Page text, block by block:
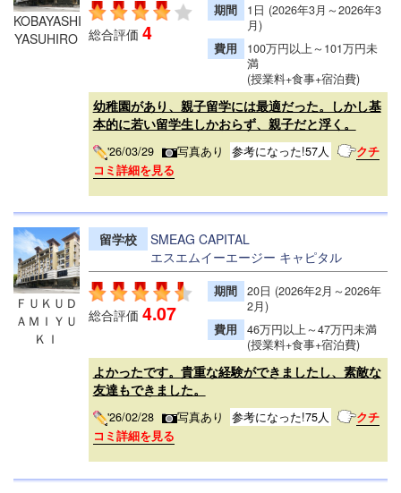
KOBAYASHI
YASUHIRO 総合評価 4
期間
1日 (2026年3月～2026年3
月)
費用
100万円以上～101万円未
満
(授業料+食事+宿泊費)
幼稚園があり、親子留学には最適だった。しかし基
本的に若い留学生しかおらず、親子だと浮く。
'26/03/29 写真あり 参考になった!57人
クチ
コミ詳細を見る
ＦＵＫＵＤ
ＡＭＩＹＵ
ＫＩ
留学校
SMEAG CAPITAL
エスエムイーエージー キャピタル
総合評価 4.07
期間
20日 (2026年2月～2026年
2月)
費用
46万円以上～47万円未満
(授業料+食事+宿泊費)
よかったです。貴重な経験ができましたし、素敵な
友達もできました。
'26/02/28 写真あり 参考になった!75人
クチ
コミ詳細を見る